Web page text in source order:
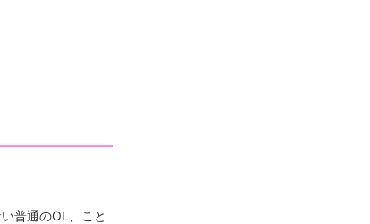
普通のOL、こと